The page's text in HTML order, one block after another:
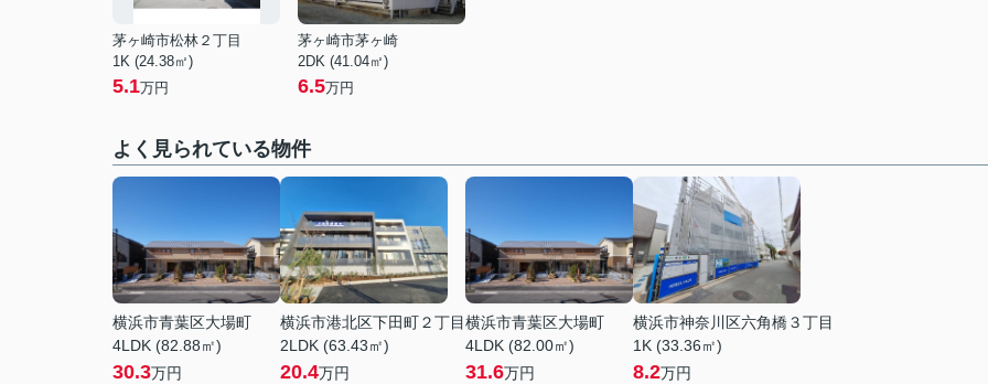
茅ヶ崎市松林２丁目
1K (24.38㎡)
5.1万円
茅ヶ崎市茅ヶ崎
2DK (41.04㎡)
6.5万円
よく見られている物件
横浜市青葉区大場町
4LDK (82.88㎡)
30.3万円
横浜市港北区下田町２丁目
2LDK (63.43㎡)
20.4万円
横浜市青葉区大場町
4LDK (82.00㎡)
31.6万円
横浜市神奈川区六角橋３丁目
1K (33.36㎡)
8.2万円